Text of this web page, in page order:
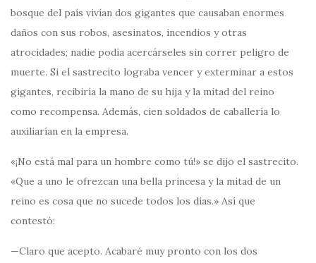
bosque del país vivían dos gigantes que causaban enormes
daños con sus robos, asesinatos, incendios y otras
atrocidades; nadie podía acercárseles sin correr peligro de
muerte. Si el sastrecito lograba vencer y exterminar a estos
gigantes, recibiría la mano de su hija y la mitad del reino
como recompensa. Además, cien soldados de caballería lo
auxiliarían en la empresa.
«¡No está mal para un hombre como tú!» se dijo el sastrecito.
«Que a uno le ofrezcan una bella princesa y la mitad de un
reino es cosa que no sucede todos los días.» Así que
contestó:
—Claro que acepto. Acabaré muy pronto con los dos